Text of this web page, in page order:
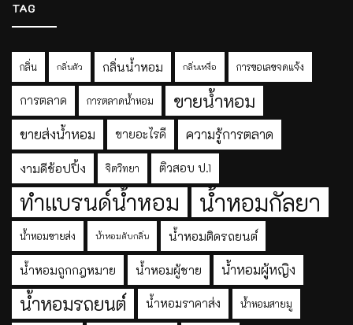
TAG
กลิ่น กลิ่นตัว กลิ่นน้ำหอม กลิ่นเหงื่อ การขอเลขจดแจ้ง
การตลาด การตลาดน้ำหอม ขายน้ำหอม
ขายส่งน้ำหอม ขายอะไรดี ความรู้การตลาด
งามดีช้อปปิ้ง จิตวิทยา ติวสอบ ป.1
ทำแบรนด์น้ำหอม น้ำหอมกัลยา
น้ำหอมขายส่ง น้ำหอมดับกลิ่น น้ำหอมติดรถยนต์
น้ำหอมถูกกฎหมาย น้ำหอมผู้ชาย น้ำหอมผู้หญิง
น้ำหอมรถยนต์ น้ำหอมราคาส่ง น้ำหอมสายมู